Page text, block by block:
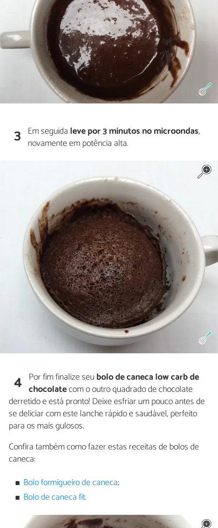
3 Em seguida leve por 3 minutos no microondas,
novamente em potência alta.
4 Por fim finalize seubolo de caneca low carb de
chocolatecom o outro quadrado de chocolate
derretido e está pronto! Deixe esfriar um pouco antes de
se deliciar com este lanche rápido e saudável, perfeito
para os mais gulosos.
Confira também como fazer estas receitas de bolos de
caneca:
Bolo formigueiro de caneca;
Bolo de caneca fit.